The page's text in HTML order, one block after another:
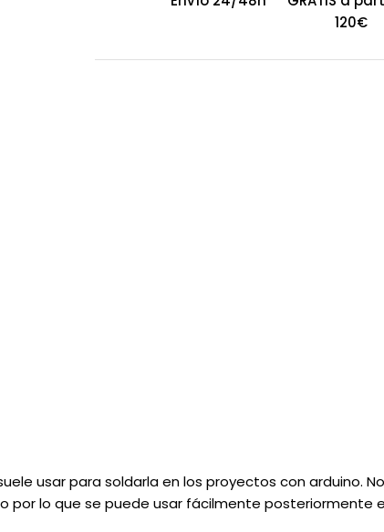
120€
usar para soldarla en los proyectos con arduino.
lo que se puede usar fácilmente posteriormente